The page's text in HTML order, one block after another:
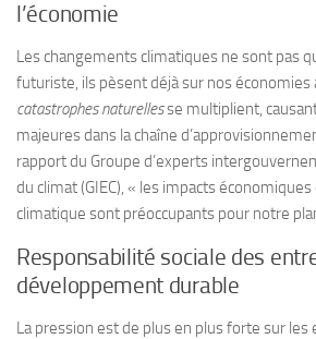
l’économie
Les changements climatiques ne sont pas
futuriste, ils pèsent déjà sur nos économies
catastrophes naturellesse multiplient,
majeures dans la chaîne
rapport du Groupe d’experts
du climat (GIEC), « les impacts
climatique sont préoccupants pour notre
Responsabilité sociale des
développement durable
La pression est de plus en plus forte sur